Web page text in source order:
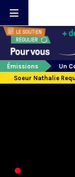
Émissions
Un
Soeur Nathalie